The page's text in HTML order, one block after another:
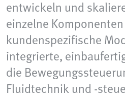
entwickeln und
einzelne
kundenspezifische
integrierte,
die
Fluidtechnik und -